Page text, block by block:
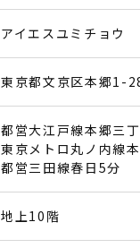
アイエスユミチョウ
東京都文京区本郷1-
都営大江戸線本郷三
東京メトロ丸ノ内線
都営三田線春日5分
地上10階